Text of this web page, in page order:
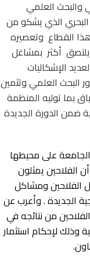
والبحث العلمي
الذي يشكو من
القطاع وتعصيره
يلتصق أكثر بمشاغل
الإشكاليات
البحث العلمي وتثمين
بما توليه المنظمة
ولا أدل على ذلك من برمجة أكثر من 20 ندوة علمية ضمن الدورة الجديدة
الجامعة على محيطها
الفلاحين يمثلون
الفلاحين ومشاكل
الجديدة . وأعرب عن
من نتائجه في
وذلك لإحكام استثمار